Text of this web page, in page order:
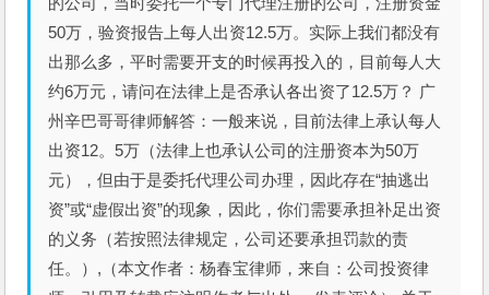
50万，验资报告上每人出资12.5万。实际上我们都没有
出那么多，平时需要开支的时候再投入的，目前每人大
约6万元，请问在法律上是否承认各出资了12.5万？ 广
州辛巴哥哥律师解答：一般来说，目前法律上承认每人
出资12。5万（法律上也承认公司的注册资本为50万
元），但由于是委托代理公司办理，因此存在“抽逃出
资”或“虚假出资”的现象，因此，你们需要承担补足出资
的义务（若按照法律规定，公司还要承担罚款的责
任。）,（本文作者：杨春宝律师，来自：公司投资律